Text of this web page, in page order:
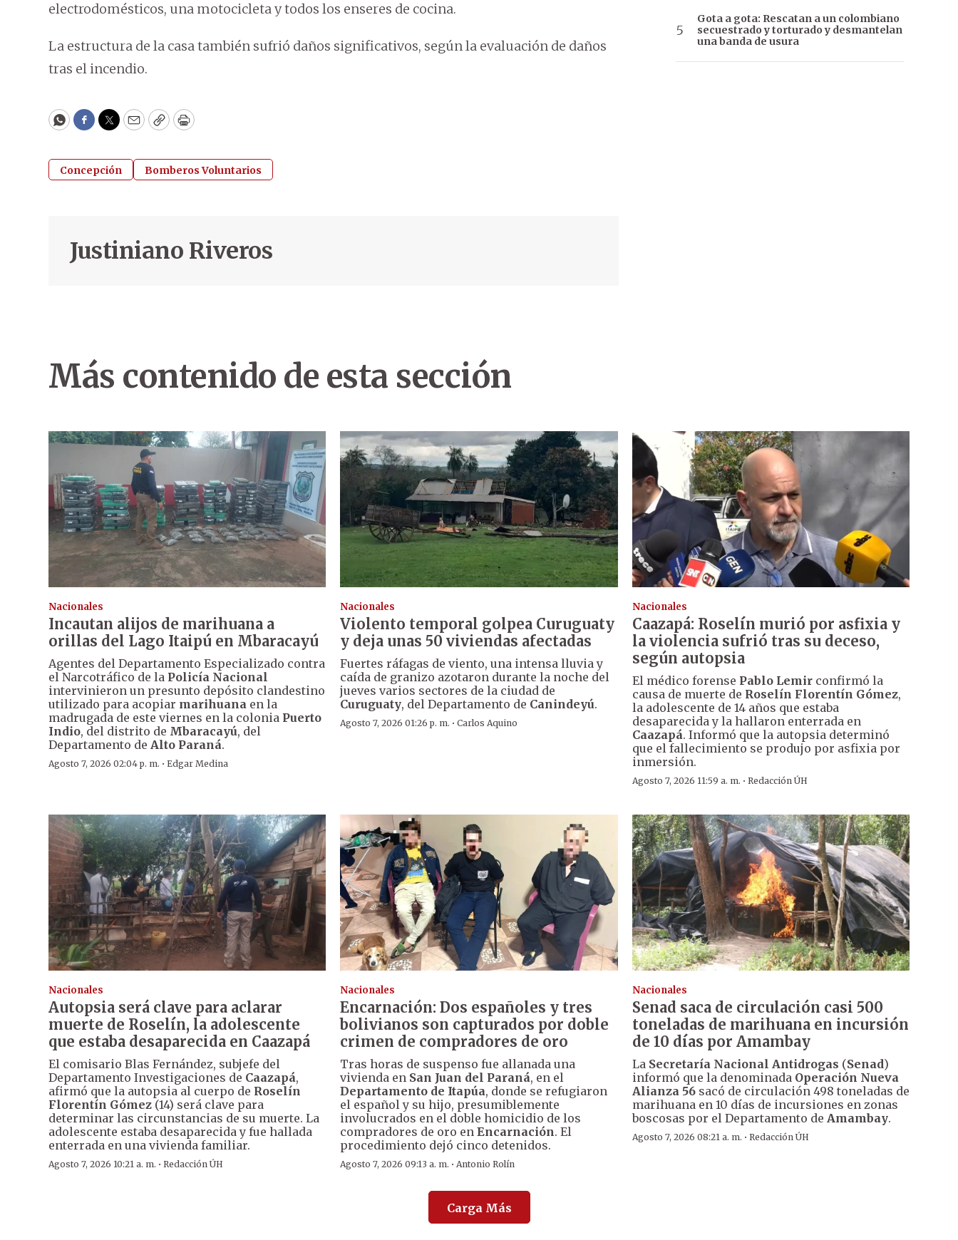
electrodomésticos, una motocicleta y todos los enseres de cocina.
La estructura de la casa también sufrió daños significativos, según la evaluación de daños
tras el incendio.
WhatsApp
Facebook
Twitter
EmailCopyPrint
Concepción Bomberos Voluntarios
Justiniano Riveros
Gota a gota: Rescatan a un colombiano
secuestrado y torturado y desmantelan
una banda de usura
Más contenido de esta sección
Nacionales
Incautan alijos de marihuana a
orillas del Lago Itaipú en Mbaracayú
Agentes del Departamento Especializado contra
el Narcotráfico de la Policía Nacional
intervinieron un presunto depósito clandestino
utilizado para acopiar marihuana en la
madrugada de este viernes en la colonia Puerto
Indio, del distrito de Mbaracayú, del
Departamento de Alto Paraná.
Agosto 7, 2026 02:04 p. m. · Edgar Medina
Nacionales
Violento temporal golpea Curuguaty
y deja unas 50 viviendas afectadas
Fuertes ráfagas de viento, una intensa lluvia y
caída de granizo azotaron durante la noche del
jueves varios sectores de la ciudad de
Curuguaty, del Departamento de Canindeyú.
Agosto 7, 2026 01:26 p. m. ·Carlos Aquino
Nacionales
Caazapá: Roselín murió por asfixia y
la violencia sufrió tras su deceso,
según autopsia
El médico forense Pablo Lemirconfirmó la
causa de muerte de Roselín Florentín Gómez,
la adolescente de 14 años que estaba
desaparecida y la hallaron enterrada en
Caazapá. Informó que la autopsia determinó
que el fallecimiento se produjo por asfixia por
inmersión.
Agosto 7, 2026 11:59 a. m. · Redacción ÚH
Nacionales
Autopsia será clave para aclarar
muerte de Roselín, la adolescente
que estaba desaparecida en Caazapá
El comisario Blas Fernández, subjefe del
Departamento Investigaciones de Caazapá,
afirmó que la autopsia al cuerpo de Roselín
Florentín Gómez (14) será clave para
determinar las circunstancias de su muerte. La
adolescente estaba desaparecida y fue hallada
enterrada en una vivienda familiar.
Agosto 7, 2026 10:21 a. m. · Redacción ÚH
Nacionales
Encarnación: Dos españoles y tres
bolivianos son capturados por doble
crimen de compradores de oro
Tras horas de suspenso fue allanada una
vivienda en San Juan del Paraná, en el
Departamento de Itapúa, donde se refugiaron
el español y su hijo, presumiblemente
involucrados en el doble homicidio de los
compradores de oro enEncarnación. El
procedimiento dejó cinco detenidos.
Agosto 7, 2026 09:13 a. m. ·Antonio Rolín
Nacionales
Senad saca de circulación casi 500
toneladas de marihuana en incursión
de 10 días por Amambay
La Secretaría Nacional Antidrogas (Senad)
informó que la denominada Operación Nueva
Alianza 56sacó de circulación 498 toneladas de
marihuana en 10 días de incursiones en zonas
boscosas por el Departamento de Amambay.
Agosto 7, 2026 08:21 a. m. · Redacción ÚH
Carga Más